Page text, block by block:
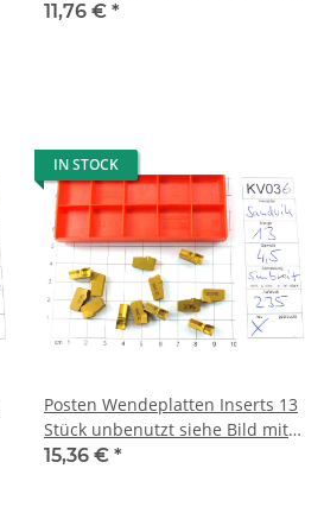
Mwst. KV051
11,76 € *
IN STOCK
Posten Wendeplatten Inserts 13
Stück unbenutzt siehe Bild mit
Mwst KV036
15,36 € *